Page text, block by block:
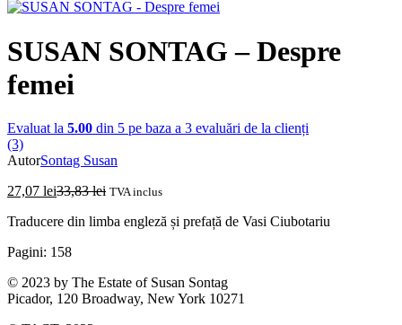
SUSAN SONTAG – Despre
femei
Evaluat la 5.00 din 5 pe baza a 3 evaluări de la clienți
(3)
AutorSontag Susan
27,07 lei33,83lei TVA inclus
Traducere din limba engleză și prefață de Vasi Ciubotariu
Pagini: 158
© 2023 by The Estate of Susan Sontag
Picador, 120 Broadway, New York 10271